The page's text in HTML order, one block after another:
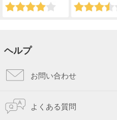
ヘルプ
お問い合わせ
よくある質問